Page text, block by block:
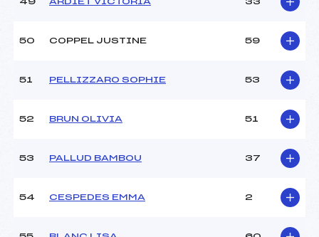
49 ARDIET VICTORIA 33
50 COPPEL JUSTINE 59
51 PELLIZZARO SOPHIE 53
52 BRUN OLIVIA 51
53 PALLUD BAMBOU 37
54 CESPEDES EMMA 2